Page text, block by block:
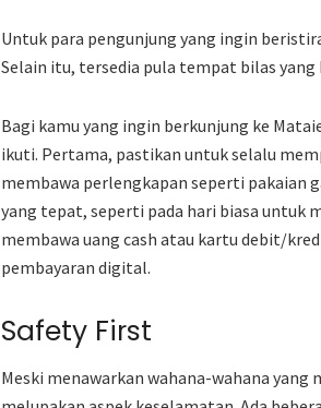
Untuk para pengunjung yang ingin
Selain itu, tersedia pula tempat bilas
Bagi kamu yang ingin berkunjung ke
ikuti. Pertama, pastikan untuk selalu
membawa perlengkapan seperti pakaian
yang tepat, seperti pada hari biasa untuk
membawa uang cash atau kartu debit/
pembayaran digital.
Safety First
Meski menawarkan wahana-wahana